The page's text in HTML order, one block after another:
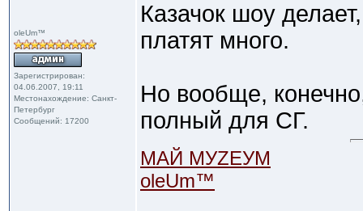
oleUm™
Зарегистрирован:
04.06.2007, 19:11
Местонахождение: Санкт-
Петербург
Сообщений: 17200
Казачок шоу
платят много.
Но вообще,
полный для СГ.
МАЙ МУZЕУМ
oleUm™